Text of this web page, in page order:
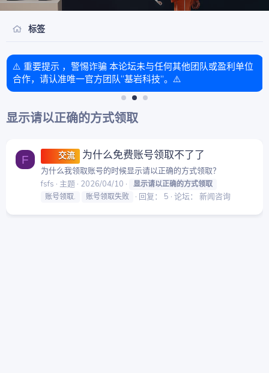
标签
⚠️ 重要提示 ，警惕诈骗 本论坛未与任何其他团队或盈利单位
合作，请认准唯一官方团队“基岩科技”。⚠️
显示请以正确的方式领取
F 交流 为什么免费账号领取不了了
为什么我领取账号的时候显示请以正确的方式领取？
fsfs
主题 2026/04/10
显示请以正确的方式领取
账号领取.
账号领取失败 回复： 5 论坛： 新闻咨询